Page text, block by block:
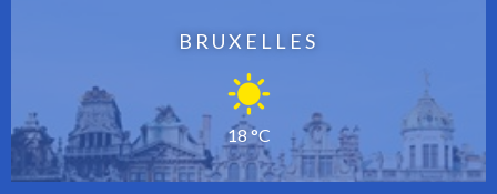
BRUXELLES
18 °C